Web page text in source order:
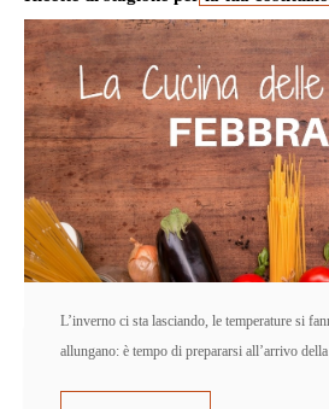
L’inverno ci sta lasciando, le temperature si
allungano: è tempo di prepararsi all’arrivo